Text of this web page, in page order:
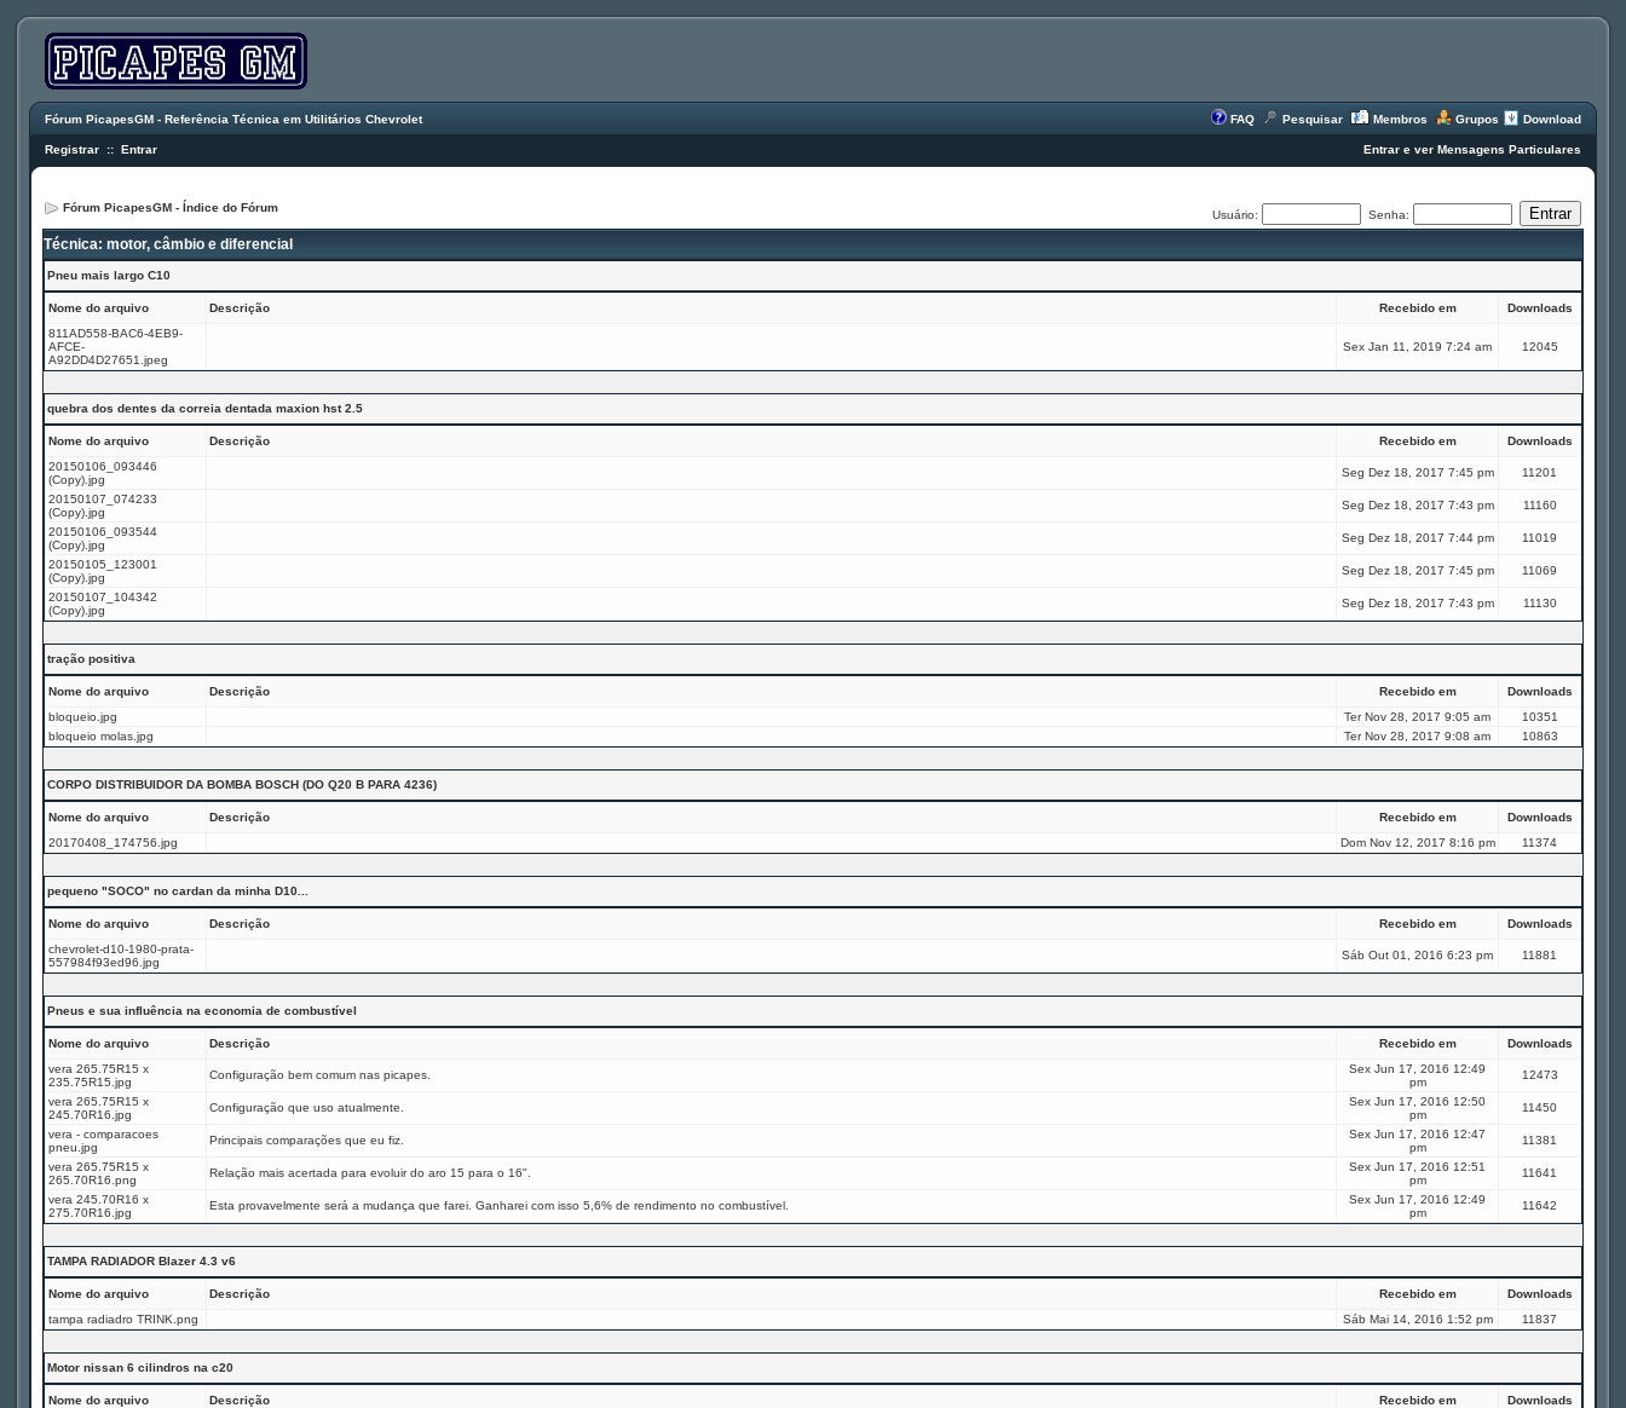
Fórum PicapesGM - Referência Técnica em Utilitários Chevrolet FAQ Pesquisar Membros Grupos Download
Registrar :: Entrar Entrar e ver Mensagens Particulares
Fórum PicapesGM - Índice do Fórum
Usuário: Senha:
Técnica: motor, câmbio e diferencial
Pneu mais largo C10
Nome do arquivo Descrição Recebido em
Downloads
811AD558-BAC6-4EB9-
AFCE-
A92DD4D27651.jpeg
Sex Jan 11, 2019 7:24 am 12045
quebra dos dentes da correia dentada maxion hst 2.5
Nome do arquivo Descrição Recebido em
Downloads
20150106_093446
(Copy).jpg
Seg Dez 18, 2017 7:45 pm
11201
20150107_074233
(Copy).jpg
Seg Dez 18, 2017 7:43 pm
11160
20150106_093544
(Copy).jpg
Seg Dez 18, 2017 7:44 pm
11019
20150105_123001
(Copy).jpg
Seg Dez 18, 2017 7:45 pm
11069
20150107_104342
(Copy).jpg
Seg Dez 18, 2017 7:43 pm 11130
tração positiva
Nome do arquivo Descrição Recebido em
Downloads
bloqueio.jpg
Ter Nov 28, 2017 9:05 am
10351
bloqueio molas.jpg
Ter Nov 28, 2017 9:08 am 10863
CORPO DISTRIBUIDOR DA BOMBA BOSCH (DO Q20 B PARA 4236)
Nome do arquivo Descrição Recebido em
Downloads
20170408_174756.jpg
Dom Nov 12, 2017 8:16 pm 11374
pequeno "SOCO" no cardan da minha D10...
Nome do arquivo Descrição Recebido em
Downloads
chevrolet-d10-1980-prata-
557984f93ed96.jpg
Sáb Out 01, 2016 6:23 pm 11881
Pneus e sua influência na economia de combustível
Nome do arquivo Descrição Recebido em
Downloads
vera 265.75R15 x
235.75R15.jpg
Configuração bem comum nas picapes.
Sex Jun 17, 2016 12:49
pm
12473
vera 265.75R15 x
245.70R16.jpg
Configuração que uso atualmente.
Sex Jun 17, 2016 12:50
pm
11450
vera - comparacoes
pneu.jpg
Principais comparações que eu fiz.
Sex Jun 17, 2016 12:47
pm
11381
vera 265.75R15 x
265.70R16.png
Relação mais acertada para evoluir do aro 15 para o 16".
Sex Jun 17, 2016 12:51
pm
11641
vera 245.70R16 x
275.70R16.jpg
Esta provavelmente será a mudança que farei. Ganharei com isso 5,6% de rendimento no combustível.
Sex Jun 17, 2016 12:49
pm
11642
TAMPA RADIADOR Blazer 4.3 v6
Nome do arquivo Descrição Recebido em
Downloads
tampa radiadro TRINK.png
Sáb Mai 14, 2016 1:52 pm 11837
Motor nissan 6 cilindros na c20
Nome do arquivo Descrição Recebido em
Downloads